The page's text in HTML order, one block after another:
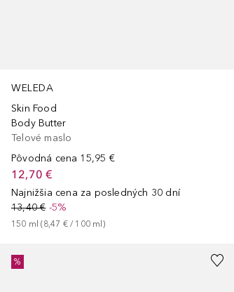
WELEDA
Skin Food
Body Butter
Telové maslo
Pôvodná cena 15,95 €
12,70 €
Najnižšia cena za posledných 30 dní
13,40 €-5%
150 ml (8,47 € / 100 ml )
%